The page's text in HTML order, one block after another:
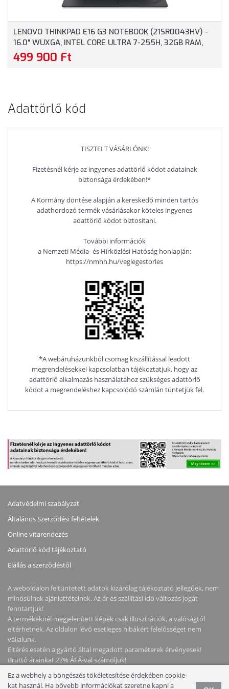
LENOVO THINKPAD E16 G3 NOTEBOOK (21SR0043HV) -
16.0" WUXGA, INTEL CORE ULTRA 7-255H, 32GB RAM,
1TB SSD, MAGYAR BILLENTYŰZET, WINDOWS 11
PROFESSIONAL, 3 ÉV GARANCIA, FEKETE SZÍNBEN
499 900 Ft
Adattörlő kód
TISZTELT VÁSÁRLÓNK!
Fizetésnél kérje az ingyenes adattörlő kódot adatainak
biztonsága érdekében!*
A Kormány döntése alapján a kereskedő minden tartós
adathordozó termék vásárlásakor köteles ingyenes
adattörlő kódot biztosítani.
További információk
a Nemzeti Média- és Hírközlési Hatóság honlapján:
https://nmhh.hu/veglegestorles
*A webáruházunkból csomag kiszállítással leadott
megrendelésekkel kapcsolatban tájékoztatjuk, hogy az
adattörlő alkalmazás használatához szükséges adattörlő
kódot a megrendeléshez kapcsolódó számlán tüntetjük fel.
Adatvédelmi szabályzat
Általános Szerződési feltételek
Online vitarendezés
Adattörlő kód tájékoztató
Elállás a szerződéstől
A weboldalon feltüntetett adatok kizárólag tájékoztató jellegűek, nem
minősülnek ajánlattételnek. Az ár és szállítási idő változás jogát
fenntartjuk!
A termékeknél megjelenített képek csak illusztrációk, a valóságtól
eltérhetnek. Az oldalon lévő esetleges hibákért felelősséget nem
vállalunk.
Eltérés esetén a gyártó által megadott paraméterek érvényesek!
Bruttó árainkat 27% ÁFÁ-val számoljuk!
Copyright © 2026 NotebookStore. Minden jog fenntartva!
Ez a webhely a böngészés tökéletesítése érdekében cookie-
kat használ. Ha bővebb információkat szeretne kapni a